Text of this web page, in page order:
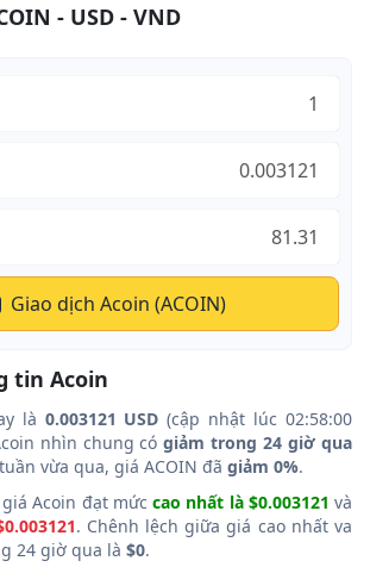
- USD - VND
Giao dịch Acoin (ACOIN)
tin Acoin
là 0.003121 USD (cập nhật lúc 02:58:00
nhìn chung cógiảm trong 24 giờ qua
vừa qua, giá ACOIN đã giảm 0%.
Acoin đạt mức cao nhất là $0.003121 và
. Chênh lệch giữa giá cao nhất va
24 giờ qua là $0.